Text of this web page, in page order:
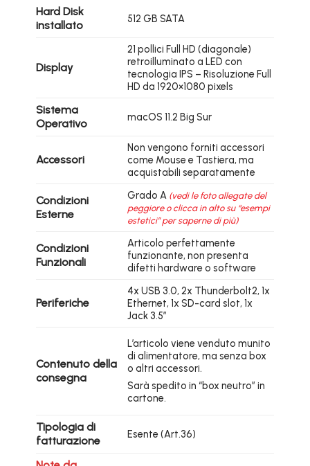
Hard Disk
installato
512 GB SATA
Display
21 pollici Full HD (diagonale)
retroilluminato a LED con
tecnologia IPS – Risoluzione Full
HD da 1920×1080 pixels
Sistema
Operativo
macOS 11.2 Big Sur
Accessori
Non vengono forniti accessori
come Mouse e Tastiera, ma
acquistabili separatamente
Condizioni
Esterne
Grado A (vedi le foto allegate del
peggiore o clicca in alto su “esempi
estetici” per saperne di più)
Condizioni
Funzionali
Articolo perfettamente
funzionante, non presenta
difetti hardware o software
Periferiche
4x USB 3.0, 2x Thunderbolt2, 1x
Ethernet, 1x SD-card slot, 1x
Jack 3.5″
Contenuto della
consegna
L’articolo viene venduto munito
di alimentatore, ma senza box
o altri accessori.
Sarà spedito in “box neutro” in
cartone.
Tipologia di
fatturazione
Esente (Art.36)